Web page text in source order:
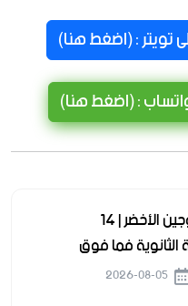
تويتر : (اضغط هنا)
: (اضغط هنا)
شركة نيوم للهيدروجين الأخضر | 14
فما فوق